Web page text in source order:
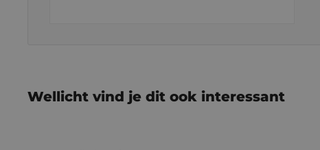
Wellicht vind je dit ook interessant